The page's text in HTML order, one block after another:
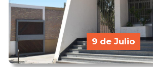
9 de Julio